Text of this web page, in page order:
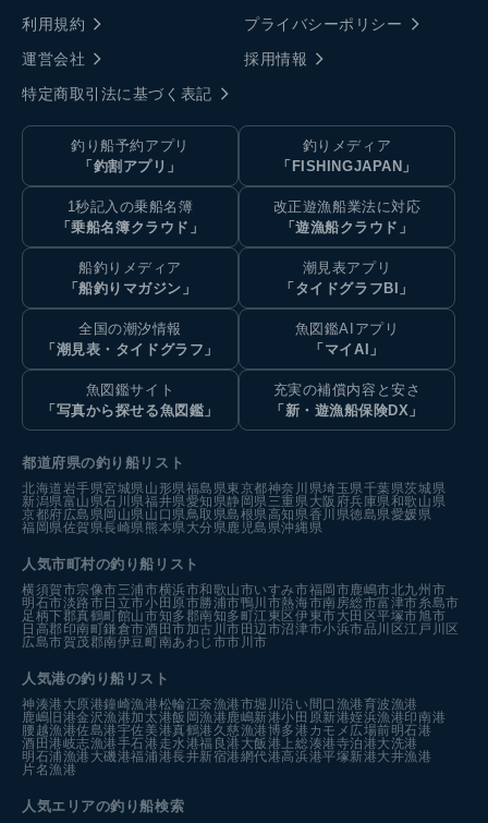
利用規約
プライバシーポリシー
運営会社
採用情報
特定商取引法に基づく表記
釣り船予約アプリ
「釣割アプリ」
釣りメディア
「FISHINGJAPAN」
1秒記入の乗船名簿
「乗船名簿クラウド」
改正遊漁船業法に対応
「遊漁船クラウド」
船釣りメディア
「船釣りマガジン」
潮見表アプリ
「タイドグラフBI」
全国の潮汐情報
「潮見表・タイドグラフ」
魚図鑑AIアプリ
「マイAI」
魚図鑑サイト
「写真から探せる魚図鑑」
充実の補償内容と安さ
「新・遊漁船保険DX」
都道府県の釣り船リスト
北海道岩手県宮城県山形県福島県東京都神奈川県埼玉県千葉県茨城県
新潟県富山県石川県福井県愛知県静岡県三重県大阪府兵庫県和歌山県
京都府広島県岡山県山口県鳥取県島根県高知県香川県徳島県愛媛県
福岡県佐賀県長崎県熊本県大分県鹿児島県沖縄県
人気市町村の釣り船リスト
横須賀市宗像市三浦市横浜市和歌山市いすみ市福岡市鹿嶋市北九州市
明石市淡路市 日立市小田原市勝浦市鴨川市熱海市南房総市富津市糸島市
足柄下郡真鶴町館山市知多郡南知多町江東区伊東市大田区平塚市旭市
日高郡印南町鎌倉市酒田市加古川市 田辺市沼津市小浜市品川区江戸川区
広島市賀茂郡南伊豆町南あわじ市市川市
人気港の釣り船リスト
神湊港 大原港鐘崎漁港松輪江奈漁港市堀川沿い 間口漁港育波漁港
鹿嶋旧港金沢漁港加太港飯岡漁港鹿嶋新港小田原新港姪浜漁港印南港
腰越漁港佐島港宇佐美港真鶴港 久慈漁港博多港カモメ広場前明石港
酒田港岐志漁港手石港 走水港福良港 大飯港 上総湊港寺泊港大洗港
明石浦漁港 大磯港福浦港長井新宿港網代港高浜港平塚新港大井漁港
片名漁港
人気エリアの釣り船検索